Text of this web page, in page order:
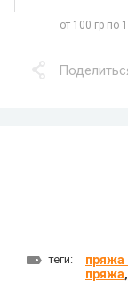
от 100 гр по
теги: пряжа
пряжа,